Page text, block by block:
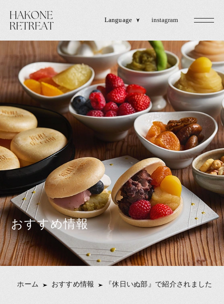
Language instagram
おすすめ情報
ホーム おすすめ情報 『休日いぬ部』で紹介されました